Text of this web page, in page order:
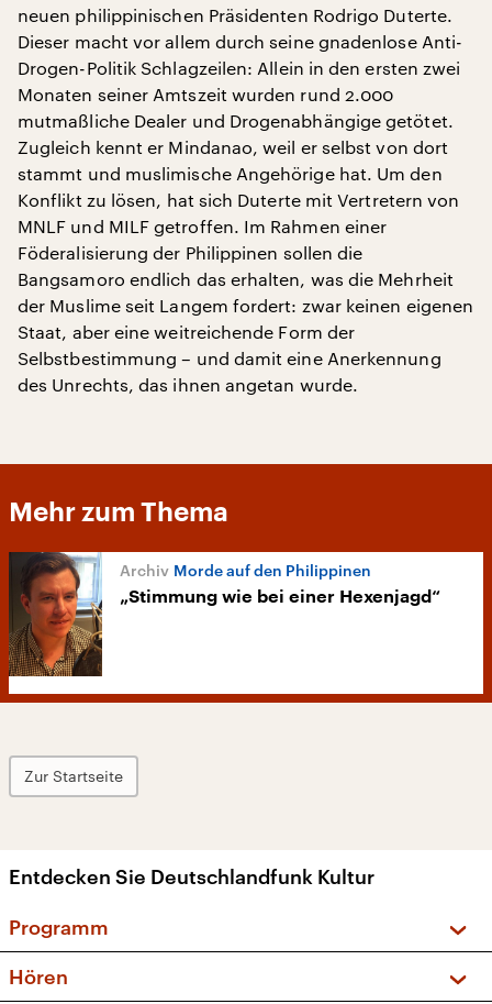
neuen philippinischen Präsidenten Rodrigo Duterte.
Dieser macht vor allem durch seine gnadenlose Anti-
Drogen-Politik Schlagzeilen: Allein in den ersten zwei
Monaten seiner Amtszeit wurden rund 2.000
mutmaßliche Dealer und Drogenabhängige getötet.
Zugleich kennt er Mindanao, weil er selbst von dort
stammt und muslimische Angehörige hat. Um den
Konflikt zu lösen, hat sich Duterte mit Vertretern von
MNLF und MILF getroffen. Im Rahmen einer
Föderalisierung der Philippinen sollen die
Bangsamoro endlich das erhalten, was die Mehrheit
der Muslime seit Langem fordert: zwar keinen eigenen
Staat, aber eine weitreichende Form der
Selbstbestimmung – und damit eine Anerkennung
des Unrechts, das ihnen angetan wurde.
Mehr zum Thema
Morde auf den Philippinen
„Stimmung wie bei einer Hexenjagd“
Zur Startseite
Entdecken Sie Deutschlandfunk Kultur
Programm
Hören